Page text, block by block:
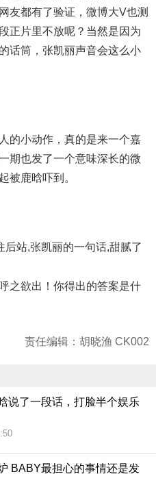
友都有了验证，微博大V也测
正片里不放呢？当然是因为
话筒，张凯丽声音会这么小
的小动作，真的是来一个嘉
期也发了一个意味深长的微
被鹿晗吓到。
后站,张凯丽的一句话,甜腻了
之欲出！你得出的答案是什
责任编辑：胡晓渔 CK002
说了一段话，打脸半个娱乐
BABY最担心的事情还是发